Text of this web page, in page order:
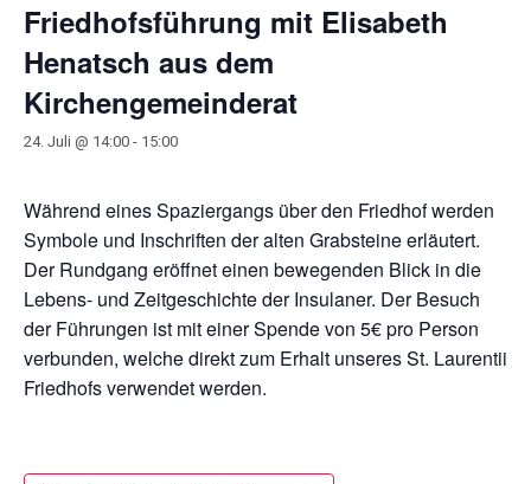
Friedhofsführung mit Elisabeth
Henatsch aus dem
Kirchengemeinderat
24. Juli @ 14:00 - 15:00
Während eines Spaziergangs über den Friedhof werden
Symbole und Inschriften der alten Grabsteine erläutert.
Der Rundgang eröffnet einen bewegenden Blick in die
Lebens- und Zeitgeschichte der Insulaner. Der Besuch
der Führungen ist mit einer Spende von 5€ pro Person
verbunden, welche direkt zum Erhalt unseres St. Laurentii
Friedhofs verwendet werden.